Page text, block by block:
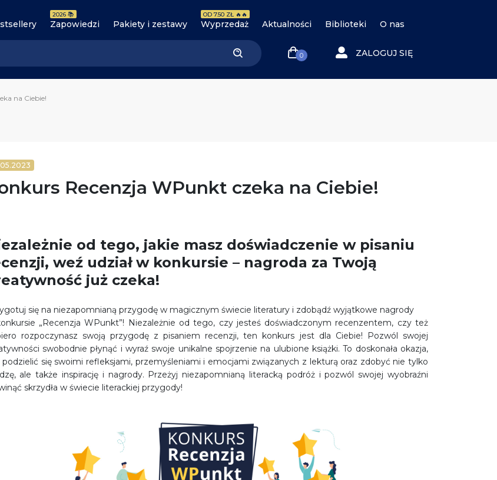
Zapowiedzi
2026 📚
Pakiety i zestawy Wyprzedaż
OD 7.50 ZŁ 🔥🔥
Aktualności Biblioteki O nas
0 ZALOGUJ SIĘ
na Ciebie!
Recenzja WPunkt czeka na Ciebie!
od tego, jakie masz doświadczenie w pisaniu
weź udział w konkursie – nagroda za Twoją
już czeka!
się na niezapomnianą przygodę w magicznym świecie literatury i zdobądź wyjątkowe nagrody
„Recenzja WPunkt”! Niezależnie od tego, czy jesteś doświadczonym recenzentem, czy też
rozpoczynasz swoją przygodę z pisaniem recenzji, ten konkurs jest dla Ciebie! Pozwól swojej
swobodnie płynąć i wyraź swoje unikalne spojrzenie na ulubione książki. To doskonała okazja,
podzielić się swoimi refleksjami, przemyśleniami i emocjami związanych z lekturą oraz zdobyć nie tylko
ale także inspirację i nagrody. Przeżyj niezapomnianą literacką podróż i pozwól swojej wyobraźni
skrzydła w świecie literackiej przygody!